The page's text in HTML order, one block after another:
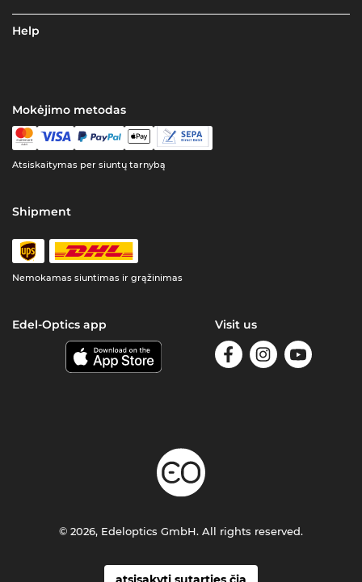
Help
Mokėjimo metodas
Atsiskaitymas per siuntų tarnybą
Shipment
Nemokamas siuntimas ir grąžinimas
Edel-Optics app Visit us
© 2026, Edeloptics GmbH. All rights reserved.